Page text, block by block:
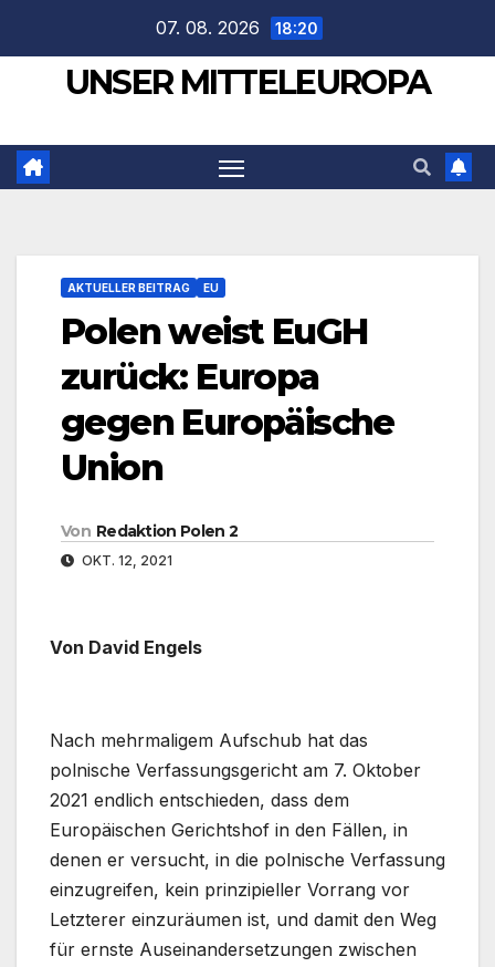
springen
07. 08. 2026 18:20
UNSER MITTELEUROPA
AKTUELLER BEITRAG EU
Polen weist EuGH
zurück: Europa
gegen Europäische
Union
Von Redaktion Polen 2
OKT. 12, 2021
Von David Engels
Nach mehrmaligem Aufschub hat das
polnische Verfassungsgericht am 7. Oktober
2021 endlich entschieden, dass dem
Europäischen Gerichtshof in den Fällen, in
denen er versucht, in die polnische Verfassung
einzugreifen, kein prinzipieller Vorrang vor
Letzterer einzuräumen ist, und damit den Weg
für ernste Auseinandersetzungen zwischen